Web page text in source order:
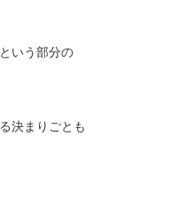
いう部分の
決まりごとも